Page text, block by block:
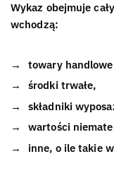
Wykaz obejmuje
wchodzą:
towary
środki trwałe,
składniki
wartości
inne, o ile takie